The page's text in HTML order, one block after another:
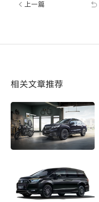
上一篇
相关文章推荐